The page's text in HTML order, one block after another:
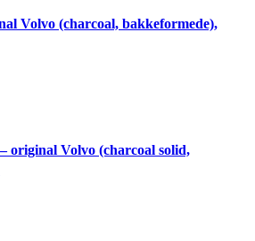
Volvo (charcoal, bakkeformede),
original Volvo (charcoal solid,